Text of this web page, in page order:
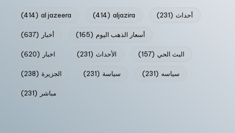
al jazeera
(414) aljazira
(414) أحداث (231)
أخبار (637) أسعار الذهب اليوم (165)
اخبار (620) الأحداث (231) البث الحي (157)
الجزيرة (238) سياسة (231) سياسه (231)
مباشر (231)